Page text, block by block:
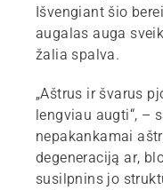
Išvengiant šio
augalas auga
žalia spalva.
„Aštrus ir švarus
lengviau augti“, –
nepakankamai
degeneraciją ar,
susilpnins jo